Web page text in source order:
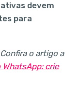
devem
para
o artigo a
crie